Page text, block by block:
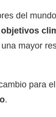
del
mayor
para
.